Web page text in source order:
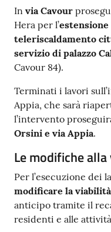
l
a
Argomenti
PNRR
Servizi
on-
line
Seguici
su
Contenuto
In via Cavour
Hera per l’
teleriscaldamento
servizio di palazzo
Cavour 84).
Terminati i lavori
Appia, che sarà
l’intervento
Orsini e via Appia.
Le modifiche
Per l’esecuzione dei
modificare la viabilità
anticipo tramite il
residenti e alle